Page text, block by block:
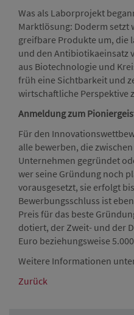
Was als Laborprojekt
Marktlösung: Doderm setzt
greifbare Produkte um, die
und den Antibiotikaeinsatz
aus Biotechnologie und
früh eine Sichtbarkeit und
wirtschaftliche Perspektive
Anmeldung zum
Für den
alle bewerben, die
Unternehmen gegründet
wer seine Gründung noch
vorausgesetzt, sie erfolgt
Bewerbungsschluss ist
Preis für das beste
dotiert, der Zweit- und der
Euro beziehungsweise
Weitere Informationen
Zurück